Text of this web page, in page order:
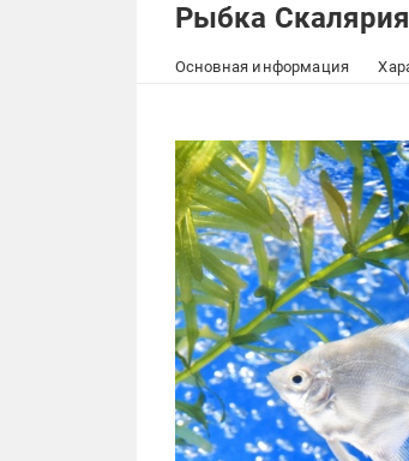
Рыбка
Основная информация